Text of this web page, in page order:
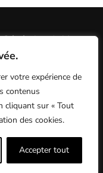
votre expérience de
contenus
cliquant sur « Tout
des cookies.
Accepter tout
de Vente
RGP
Contact
motocross